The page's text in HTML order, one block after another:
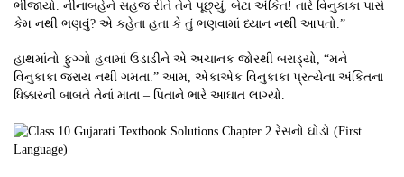
ભીંજાયો. નીનાબહેને સહજ રીતે તેને પૂછ્યું, બેટા અંકિત! તારે વિનુકાકા પાસે
કેમ નથી ભણવું? એ કહેતા હતા કે તું ભણવામાં ધ્યાન નથી આપતો.”
હાથમાંનો ફુગ્ગો હવામાં ઉડાડીને એ અચાનક જોરથી બરાડ્યો, “મને
વિનુકાકા જરાય નથી ગમતા.” આમ, એકાએક વિનુકાકા પ્રત્યેના અંકિતના
ધિક્કારની બાબતે તેનાં માતા – પિતાને ભારે આઘાત લાગ્યો.